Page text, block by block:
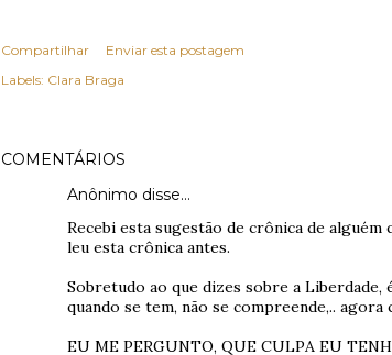
Compartilhar
Enviar esta postagem
Labels: Clara Braga
COMENTÁRIOS
Anônimo disse…
Recebi esta sugestão de crônica de alguém
leu esta crônica antes.
Sobretudo ao que dizes sobre a Liberdade,
quando se tem, não se compreende,.. agora
EU ME PERGUNTO, QUE CULPA EU